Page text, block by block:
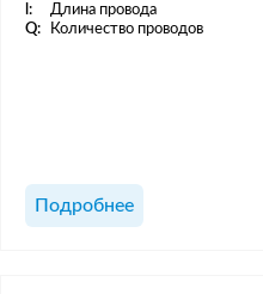
l:
Длина провода
Q:
Количество проводов
Подробнее